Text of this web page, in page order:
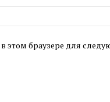
этом браузере для